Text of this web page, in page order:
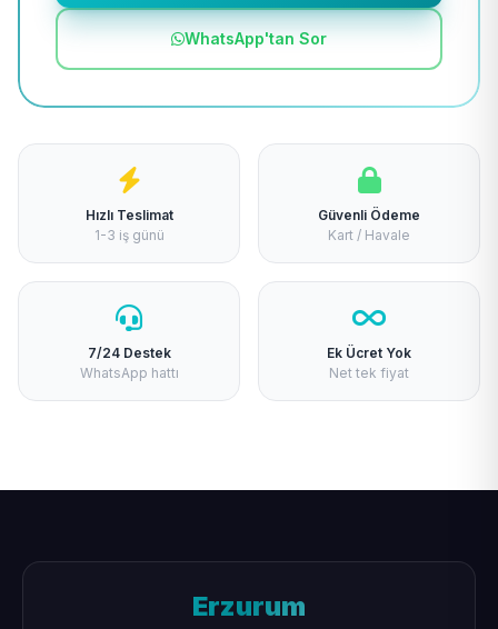
WhatsApp'tan Sor
Hızlı Teslimat
1-3 iş günü
Güvenli Ödeme
Kart / Havale
7/24 Destek
WhatsApp hattı
Ek Ücret Yok
Net tek fiyat
Erzurum